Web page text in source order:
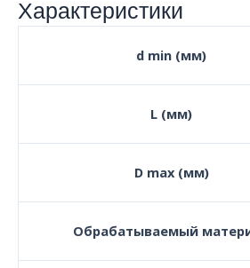
Характеристики
d min (мм)
L (мм)
D max (мм)
Обрабатываемый